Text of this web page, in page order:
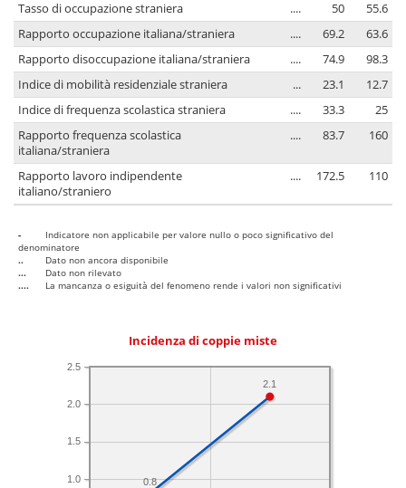
Tasso di occupazione straniera
.... 50
55.6
Rapporto occupazione italiana/straniera
.... 69.2
63.6
Rapporto disoccupazione italiana/straniera
.... 74.9
98.3
Indice di mobilità residenziale straniera
... 23.1
12.7
Indice di frequenza scolastica straniera
.... 33.3
25
Rapporto frequenza scolastica
italiana/straniera
.... 83.7 160
Rapporto lavoro indipendente
italiano/straniero
.... 172.5 110
-
Indicatore non applicabile per valore nullo o poco significativo del
denominatore
..
Dato non ancora disponibile
...
Dato non rilevato
....
La mancanza o esiguità del fenomeno rende i valori non significativi
Incidenza di coppie miste
1.0
1.5
2.0
2.5
2.1
0.8